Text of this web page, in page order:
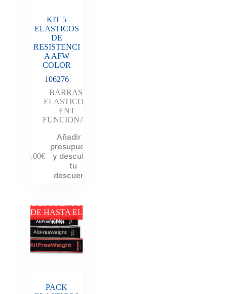
KIT 5
ELASTICOS
DE
RESISTENCI
A AFW
COLOR
106276
BARRAS
ELASTICOS
ENT
FUNCIONAL
49.00€
Añadir al
presupuesto
y descubre
tu
descuento
DE HASTA EL
50%
PACK